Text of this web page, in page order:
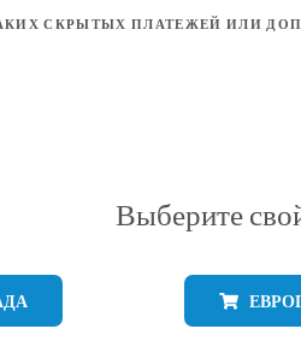
СКРЫТЫХ ПЛАТЕЖЕЙ ИЛИ
Выберите